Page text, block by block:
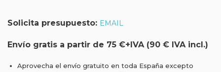
Solicita presupuesto: EMAIL
Envío gratis a partir de 75 €+IVA (90 € IVA incl.)
Aprovecha el envío gratuito en toda España excepto